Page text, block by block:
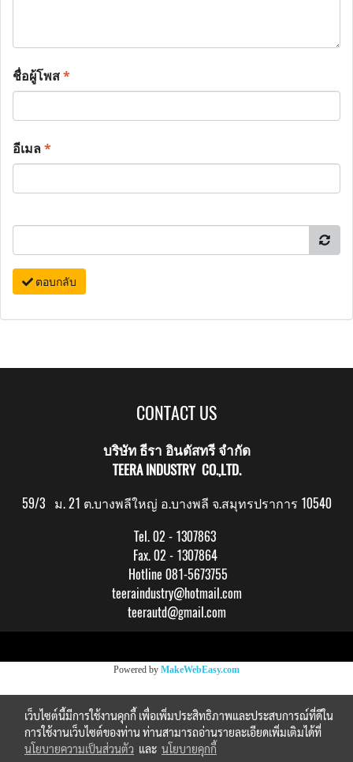
ชื่อผู้โพส*
อีเมล*
ตอบกลับ
CONTACT US
บริษัท ธีรา อินดัสทรี จำกัด
TEERA INDUSTRY CO.,LTD.
59/3 ม. 21 ต.บางพลีใหญ่ อ.บางพลี จ.สมุทรปราการ 10540
Tel. 02 - 1307863
Fax. 02 - 1307864
Hotline 081-5673755
teeraindustry@hotmail.com
teerautd@gmail.com
Powered by MakeWebEasy.com
เว็บไซต์นี้มีการใช้งานคุกกี้ เพื่อเพิ่มประสิทธิภาพและประสบการณ์ที่ดีใน
การใช้งานเว็บไซต์ของท่าน ท่านสามารถอ่านรายละเอียดเพิ่มเติมได้ที่
นโยบายความเป็นส่วนตัว และ นโยบายคุกกี้